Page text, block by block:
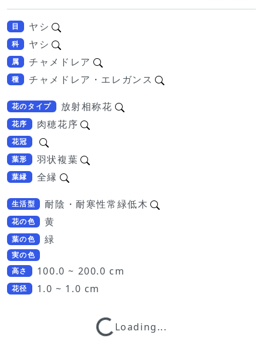
目 ヤシ
科 ヤシ
属 チャメドレア
種 チャメドレア・エレガンス
花のタイプ 放射相称花
花序 肉穂花序
花冠
葉形
羽状複葉
葉縁 全縁
生活型 耐陰・耐寒性常緑低木
花の色 黄
葉の色 緑
実の色
高さ
100.0 ~ 200.0 cm
花径 1.0 ~ 1.0 cmLoading... Loading...